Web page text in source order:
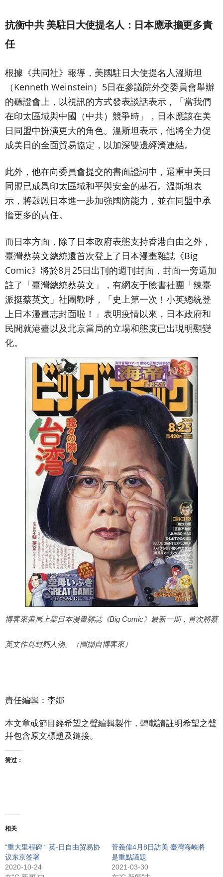
抗衡中共 美駐日大使提名人：日本應承擔更多責
任
根據《共同社》報導，美國駐日大使提名人溫斯坦
（Kenneth Weinstein）5日在參議院外交委員會舉辦
的聽證會上，以視訊的方式發表談話表示，「當我們
在印太區域與中國（中共）競爭時」，日本應該在美
日同盟中扮演更大的角色。溫斯坦表示，他將全力促
成美日的全面貿易協定，以加深雙邊經濟連結。
此外，他在向委員會提交的書面證詞中，還重申美日
同盟已成爲印太區域和平與安全的基石。溫斯坦表
示，將鼓勵日本進一步加強國防能力，並在同盟中承
擔更多的責任。
而日本方面，除了日本政府表態支持香港自由之外，
臺灣蔡英文總統還首次登上了日本漫畫雜誌《Big
Comic》將於8月25日出刊的週刊封面，封面一旁還加
註了「臺灣總統蔡英文」，有網友于臉書社團「辣臺
派挺蔡英文」社團歡呼，「史上第一次！小英總統登
上日本漫畫志封面啦！」表明疫情以來，日本政府和
民間就港臺以及北京當局的立場和態度已出現明顯變
化。
博客來書局上架日本漫畫雜誌《Big Comic》最新一期，首次將蔡
英文作爲封麪人物。（圖擷自博客來）
責任編輯：李娜
本文章或節目經希望之聲編輯製作，轉載請註明希望之聲
幷包含原文標題及鏈接。
赞过：
相关
“重大里程碑 “ 英-日自由贸易协
议东京签署
2020-10-24
菅義偉4月8日訪美 臺灣海峽將
是重點議題
2021-03-30